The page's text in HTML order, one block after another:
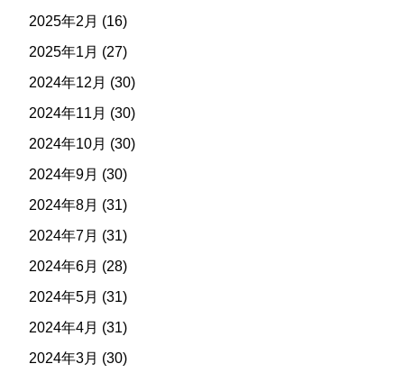
2025年2月 (16)
2025年1月 (27)
2024年12月 (30)
2024年11月 (30)
2024年10月 (30)
2024年9月 (30)
2024年8月 (31)
2024年7月 (31)
2024年6月 (28)
2024年5月 (31)
2024年4月 (31)
2024年3月 (30)